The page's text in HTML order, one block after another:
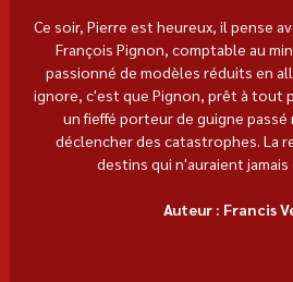
Ce soir, Pierre est heureux, il pense
François Pignon, comptable au
passionné de modèles réduits en
ignore, c'est que Pignon, prêt à tout
un fieffé porteur de guigne passé
déclencher des catastrophes. La
destins qui n'auraient jamais
Auteur : Francis